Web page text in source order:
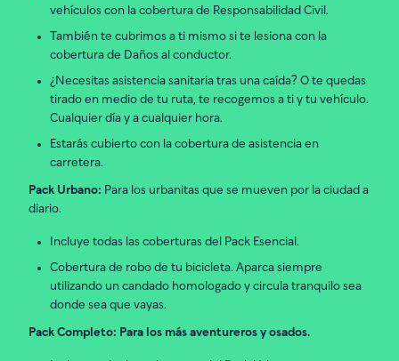
vehículos con la cobertura de Responsabilidad Civil.
También te cubrimos a ti mismo si te lesiona con la
cobertura de Daños al conductor.
¿Necesitas asistencia sanitaria tras una caída? O te quedas
tirado en medio de tu ruta, te recogemos a ti y tu vehículo.
Cualquier día y a cualquier hora.
Estarás cubierto con la cobertura de asistencia en
carretera.
Pack Urbano: Para los urbanitas que se mueven por la ciudad a
diario.
Incluye todas las coberturas del Pack Esencial.
Cobertura de robo de tu bicicleta. Aparca siempre
utilizando un candado homologado y circula tranquilo sea
donde sea que vayas.
Pack Completo: Para los más aventureros y osados.